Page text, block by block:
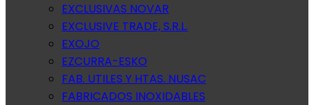
EXCLUSIVAS NOVAR
EXCLUSIVE TRADE, S.R.L.
EXOJO
EZCURRA-ESKO
FAB. UTILES Y HTAS. NUSAC
FABRICADOS INOXIDABLES